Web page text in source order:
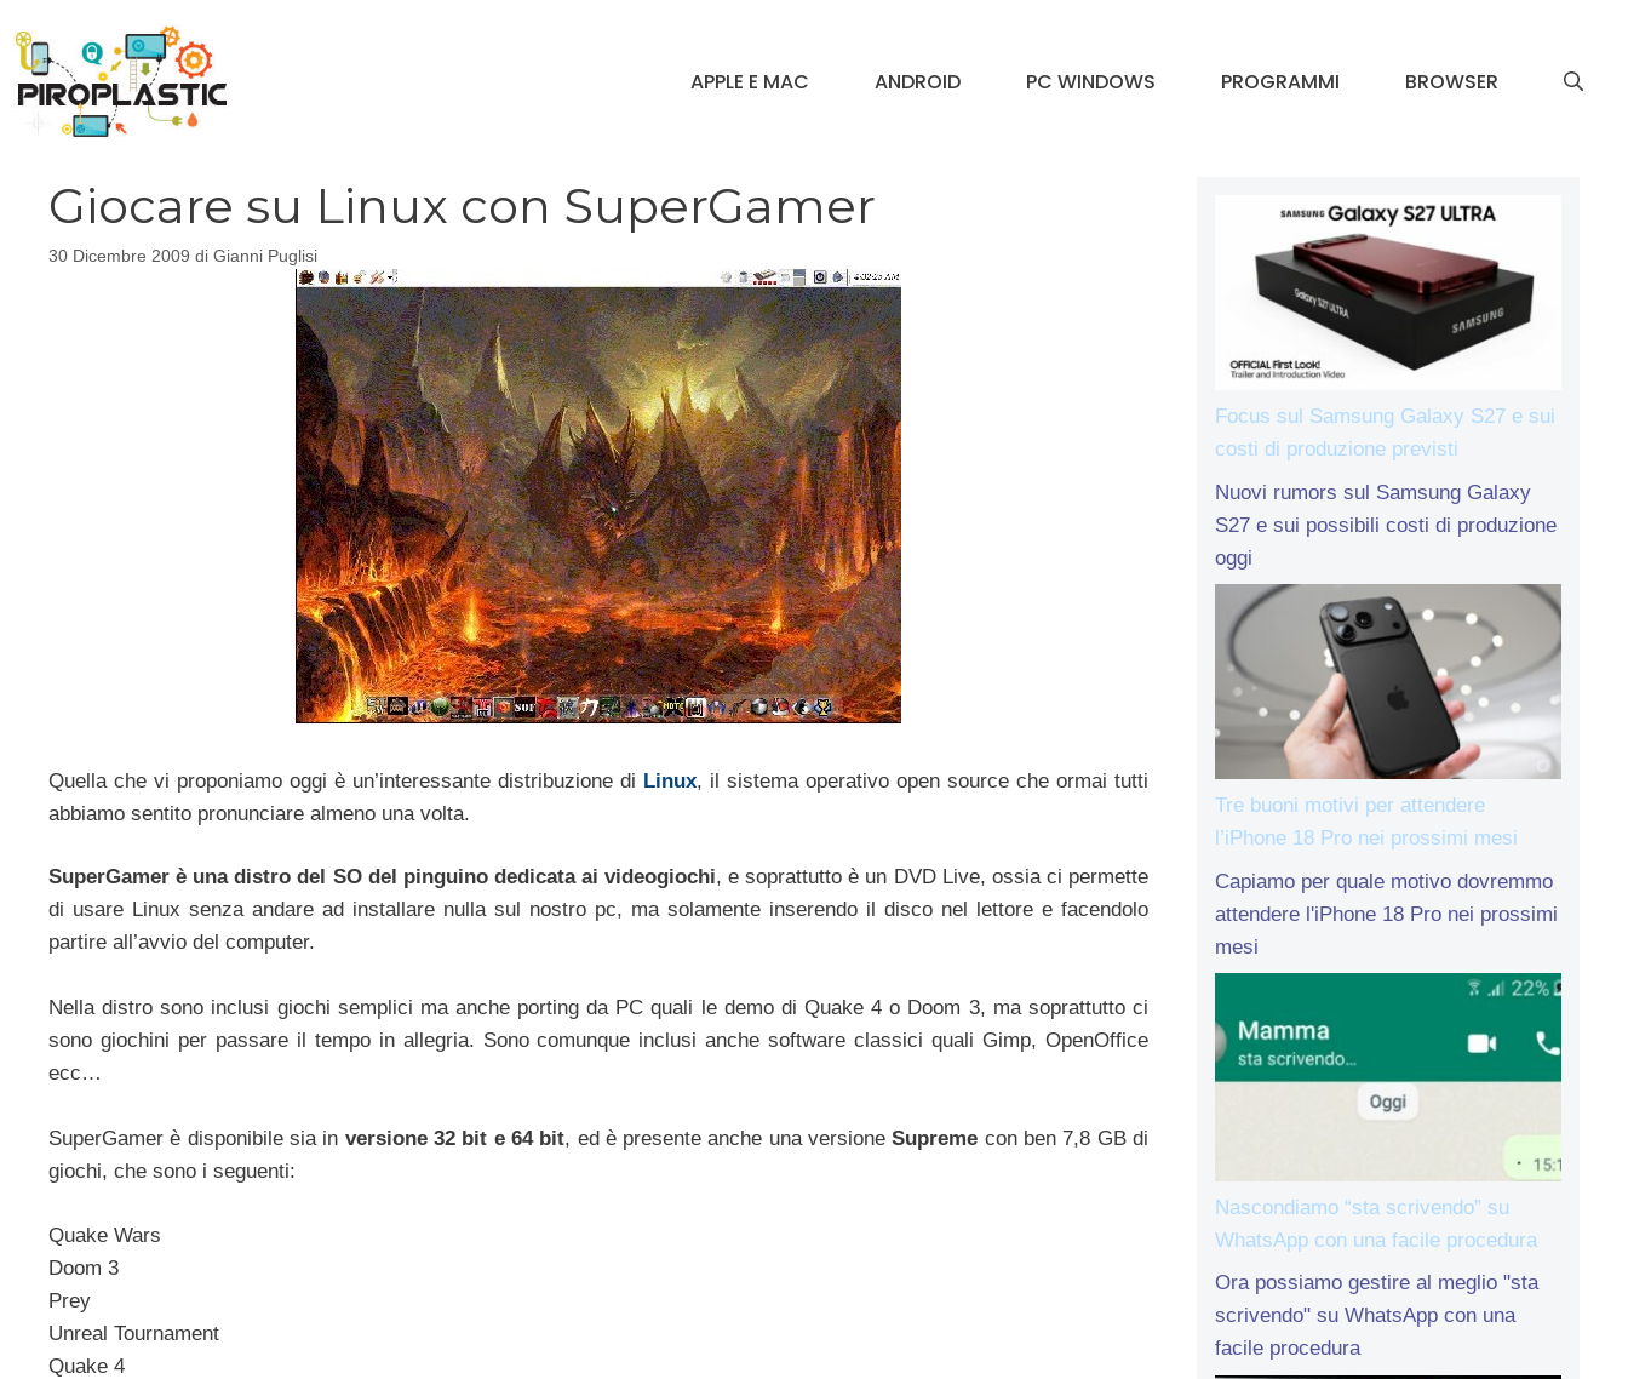
contenuto
APPLE E MAC ANDROID PC WINDOWS PROGRAMMI BROWSER
Giocare su Linux con SuperGamer
30 Dicembre 2009 di Gianni Puglisi
Quella che vi proponiamo oggi è un’interessante distribuzione di Linux, il sistema operativo open source che ormai tutti
abbiamo sentito pronunciare almeno una volta.
SuperGamer è una distro del SO del pinguino dedicata ai videogiochi, e soprattutto è un DVD Live, ossia ci permette
di usare Linux senza andare ad installare nulla sul nostro pc, ma solamente inserendo il disco nel lettore e facendolo
partire all’avvio del computer.
Nella distro sono inclusi giochi semplici ma anche porting da PC quali le demo di Quake 4 o Doom 3, ma soprattutto ci
sono giochini per passare il tempo in allegria. Sono comunque inclusi anche software classici quali Gimp, OpenOffice
ecc…
SuperGamer è disponibile sia in versione 32 bit e 64 bit, ed è presente anche una versioneSupreme con ben 7,8 GB di
giochi, che sono i seguenti:
Quake Wars
Doom 3
Prey
Unreal Tournament
Quake 4
Focus sul Samsung Galaxy S27 e sui
costi di produzione previsti
Nuovi rumors sul Samsung Galaxy
S27 e sui possibili costi di produzione
oggi
Tre buoni motivi per attendere
l’iPhone 18 Pro nei prossimi mesi
Capiamo per quale motivo dovremmo
attendere l'iPhone 18 Pro nei prossimi
mesi
Nascondiamo “sta scrivendo” su
WhatsApp con una facile procedura
Ora possiamo gestire al meglio "sta
scrivendo" su WhatsApp con una
facile procedura